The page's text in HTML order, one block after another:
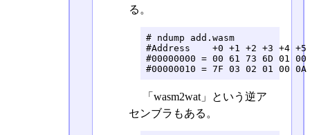
る。
# ndump add.wasm
#Address    +0 +1 +2 +3 +4 +5
#00000000 = 00 61 73 6D
#00000010 = 7F 03 02 01
「wasm2wat」という逆ア
センブラもある。